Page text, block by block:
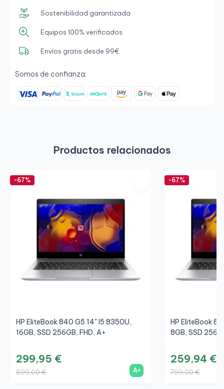
Sostenibilidad garantizada
Equipos 100% verificados
Envíos gratis desde 99€
Somos de confianza:
Productos relacionados
-67%
HP EliteBook 840 G5 14" I5 8350U,
16GB, SSD 256GB, FHD, A+
299,95 €
899,00 € A+
-67%
HP EliteBook
8GB, SSD
259,94 €
799,00 €